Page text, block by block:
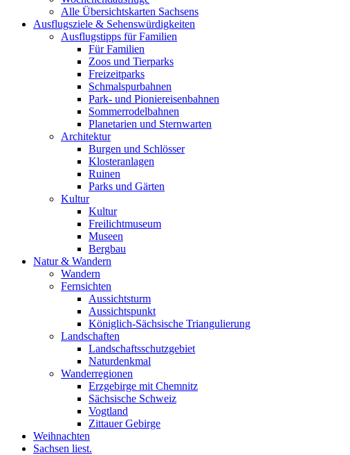
Alle Übersichtskarten Sachsens
Ausflugsziele & Sehenswürdigkeiten
Ausflugstipps für Familien
Für Familien
Zoos und Tierparks
Freizeitparks
Schmalspurbahnen
Park- und Pioniereisenbahnen
Sommerrodelbahnen
Planetarien und Sternwarten
Architektur
Burgen und Schlösser
Klosteranlagen
Ruinen
Parks und Gärten
Kultur
Kultur
Freilichtmuseum
Museen
Bergbau
Natur & Wandern
Wandern
Fernsichten
Aussichtsturm
Aussichtspunkt
Königlich-Sächsische Triangulierung
Landschaften
Landschaftsschutzgebiet
Naturdenkmal
Wanderregionen
Erzgebirge mit Chemnitz
Sächsische Schweiz
Vogtland
Zittauer Gebirge
Weihnachten
Sachsen liest.